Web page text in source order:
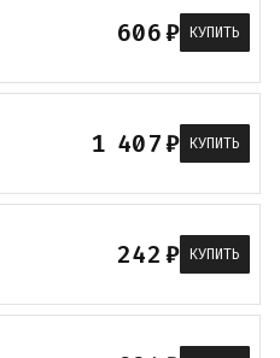
606₽ КУПИТЬ
1 407₽ КУПИТЬ
242₽ КУПИТЬ